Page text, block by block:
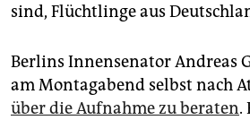
sind, Flüchtlinge aus
Berlins Innensenator Andreas
am Montagabend selbst nach
über die Aufnahme zu beraten.